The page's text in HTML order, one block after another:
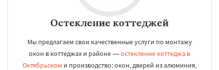
Остекление коттеджей
Мы предлагаем свои качественные услуги по монтажу
окон в коттеджах и районе —остекление коттеджа в
Октябрьском и производство: окон, дверей из алюминия,